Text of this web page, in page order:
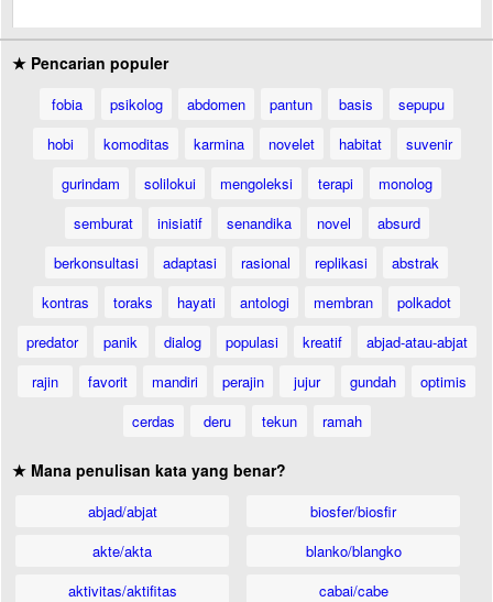
★ Pencarian populer
fobia psikolog abdomen pantun basis
sepupu
hobi
komoditas karmina novelet habitat
suvenir
gurindam
solilokui mengoleksi terapi
monolog
semburat
inisiatif senandika novel
absurd
berkonsultasi
adaptasi rasional replikasi
abstrak
kontras
toraks hayati antologi membran
polkadot
predator
panik dialog populasi kreatif
abjad-atau-abjat
rajin
favorit mandiri perajin jujur gundah
optimis
cerdas
deru tekun ramah
★ Mana penulisan kata yang benar?
abjad/abjat
akte/akta
aktivitas/aktifitas
biosfer/biosfir
blanko/blangko
cabai/cabe